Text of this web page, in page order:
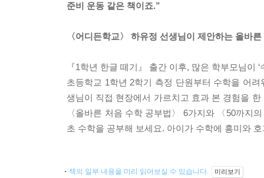
준비 운동 같은 책이죠.”
〈어디든학교〉 하유정 선생님이 제안하는 올바
『1학년 한글 떼기』 출간 이후, 많은 학부모님이
초등학교 1학년 2학기 측정 단원부터 수학을 어
생님이 직접 현장에서 가르치고 효과 본 경험을
〈올바른 처음 수학 공부법〉 6가지와 〈50까지
초 수학을 공부해 보세요. 아이가 수학에 흥미와
책의 일부 내용을 미리 읽어보실 수 있습니다. 미리보기